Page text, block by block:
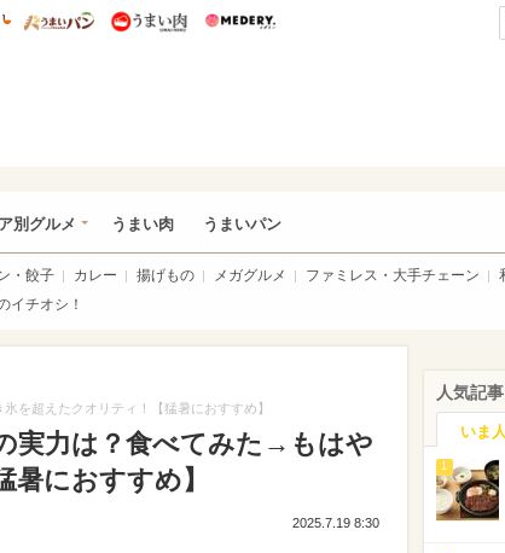
ニー特集
うまいめし うまいパン うまい肉
別グルメ うまい肉 うまいパン
・餃子 カレー 揚げもの メガグルメ ファミレス・大手チェーン
イチオシ！
を超えたクオリティ！【猛暑におすすめ】
実力は？食べてみた→もはや
におすすめ】
2025.7.19 8:30
人気記
いま
1